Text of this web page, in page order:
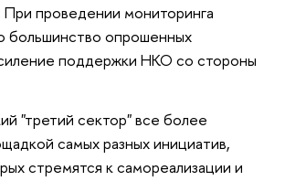
При проведении мониторинга
большинство опрошенных
поддержки НКО со стороны
"третий сектор" все более
самых разных инициатив,
стремятся к самореализации и